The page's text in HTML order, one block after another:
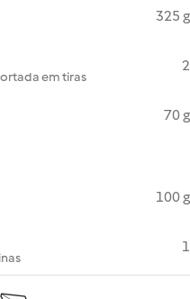
325 g
em tiras
2
70 g
100 g
1